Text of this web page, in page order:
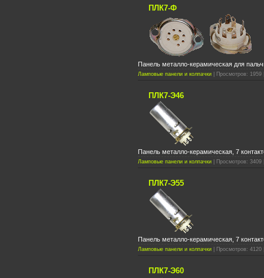
ПЛК7-Ф
Панель металло-керамическая для
Ламповые панели и колпачки | Просмотров:
ПЛК7-Э46
Панель металло-керамическая, 7
Ламповые панели и колпачки | Просмотров: 3409
ПЛК7-Э55
Панель металло-керамическая, 7
Ламповые панели и колпачки | Просмотров: 4120
ПЛК7-Э60